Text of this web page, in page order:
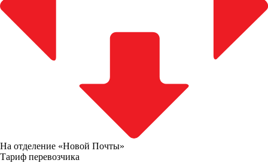
На отделение «Новой Почты»
Тариф перевозчика